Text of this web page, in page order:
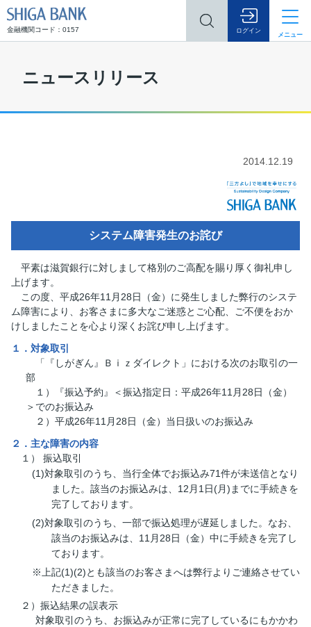
金融機関コード：0157 ログイン
メニュー
ニュースリリース
2014.12.19
システム障害発生のお詫び
平素は滋賀銀行に対しまして格別のご高配を賜り厚く御礼申し
上げます。
この度、平成26年11月28日（金）に発生しました弊行のシステ
ム障害により、お客さまに多大なご迷惑とご心配、ご不便をおか
けしましたことを心より深くお詫び申し上げます。
１．対象取引
「『しがぎん』Ｂｉｚダイレクト」における次のお取引の一
部
１）『振込予約』＜振込指定日：平成26年11月28日（金）
＞でのお振込み
２）平成26年11月28日（金）当日扱いのお振込み
２．主な障害の内容
１） 振込取引
(1)対象取引のうち、当行全体でお振込み71件が未送信となり
ました。該当のお振込みは、12月1日(月)までに手続きを
完了しております。
(2)対象取引のうち、一部で振込処理が遅延しました。なお、
該当のお振込みは、11月28日（金）中に手続きを完了し
ております。
※上記(1)(2)とも該当のお客さまへは弊行よりご連絡させてい
ただきました。
２）振込結果の誤表示
対象取引のうち、お振込みが正常に完了しているにもかかわ